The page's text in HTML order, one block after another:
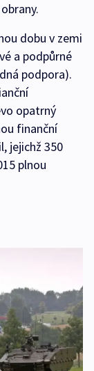
dobu v zemi
a podpůrné
podpora).
opatrný
finanční
jejichž 350
plnou